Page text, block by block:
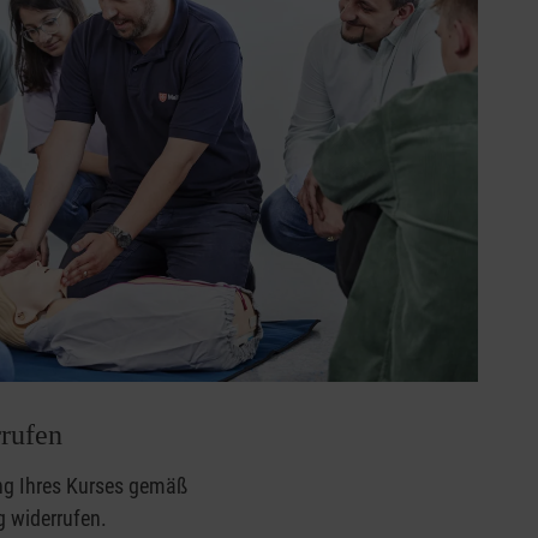
Ihres Kurses gemäß
widerrufen.